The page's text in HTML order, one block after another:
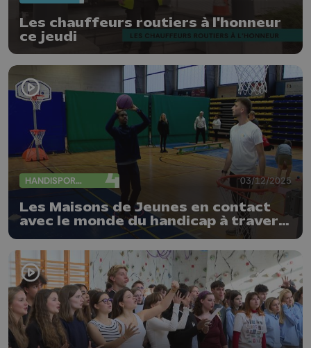
Les chauffeurs routiers à l'honneur
ce jeudi
HANDISPORTS 03/12/2025
Les Maisons de Jeunes en contact
avec le monde du handicap à travers